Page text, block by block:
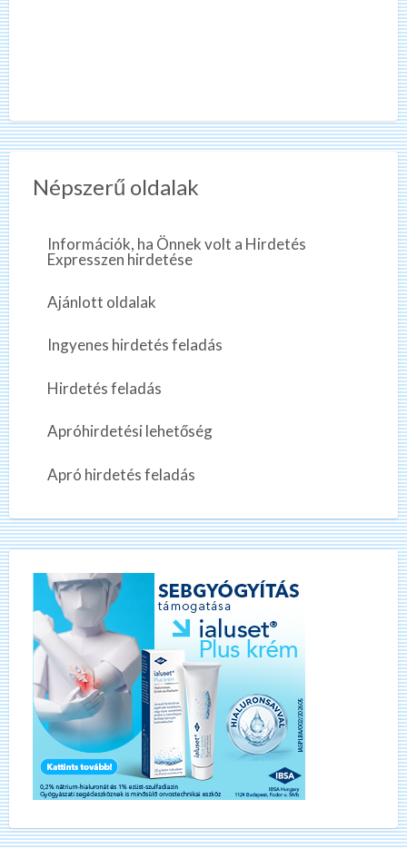
Népszerű oldalak
Információk, ha Önnek volt a Hirdetés
Expresszen hirdetése
Ajánlott oldalak
Ingyenes hirdetés feladás
Hirdetés feladás
Apróhirdetési lehetőség
Apró hirdetés feladás